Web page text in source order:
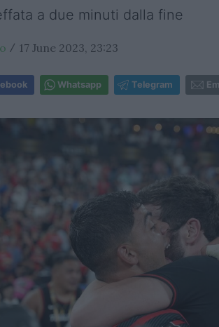
a due minuti dalla fine
/ 17 June 2023, 23:23
Whatsapp Telegram